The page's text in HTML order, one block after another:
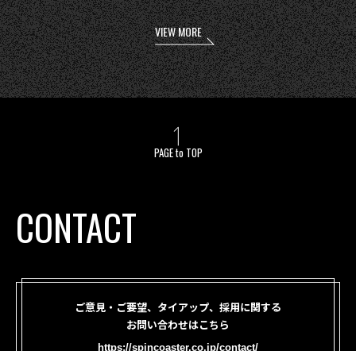
VIEW MORE
PAGE to TOP
CONTACT
ご意見・ご要望、タイアップ、採用に関する
お問い合わせはこちら
https://spincoaster.co.jp/contact/